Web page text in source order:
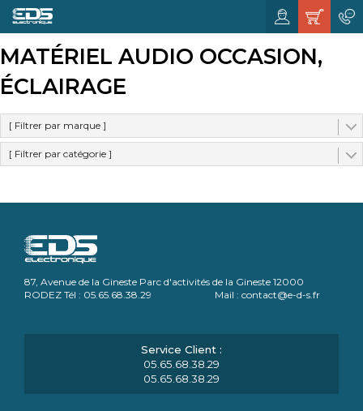
MATÉRIEL AUDIO OCCASION,
ÉCLAIRAGE
[ Filtrer par marque ]
[ Filtrer par catégorie ]
87, Avenue de la Gineste Parc d'activités de la Gineste 12000
RODEZ Tél : 05.65.68.38.29 Mail : contact@e-d-s.fr
05.65.68.38.29
05.65.68.38.29